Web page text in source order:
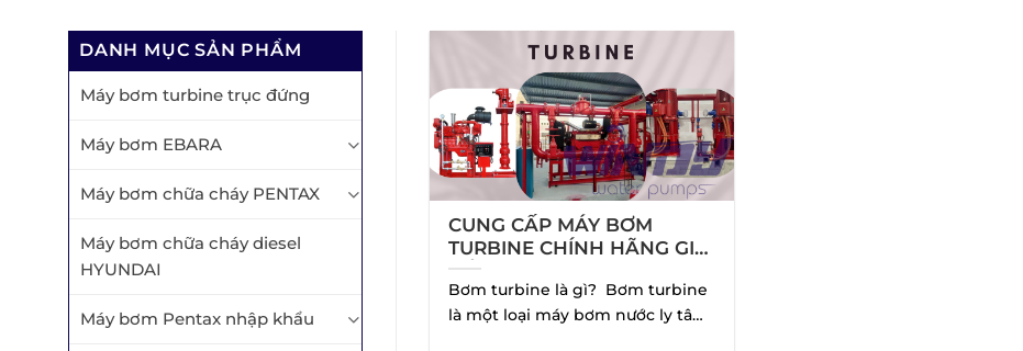
DANH MỤC SẢN PHẨM
Máy bơm turbine trục đứng
Máy bơm EBARA
Máy bơm chữa cháy PENTAX
Máy bơm chữa cháy diesel
HYUNDAI
Máy bơm Pentax nhập khẩu
CUNG CẤP MÁY BƠM
TURBINE CHÍNH HÃNG GIÁ
TỐT
Bơm turbine là gì? Bơm turbine
là một loại máy bơm nước ly tâm